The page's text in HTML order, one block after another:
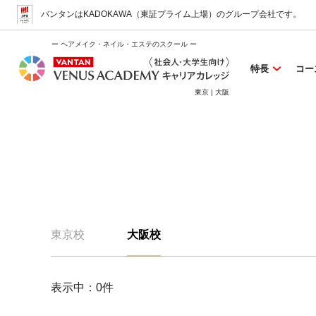
バンタンはKADOKAWA（東証プライム上場） のグループ会社です。
ー ヘアメイク・ネイル・エステのスクール ー
東京 | 大阪
特長 コー
東京校 大阪校
表示中： 0件